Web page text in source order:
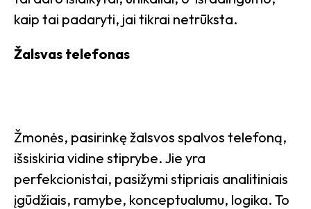
kaip tai padaryti, jai tikrai netrūksta.
Žalsvas telefonas
Žmonės, pasirinkę žalsvos spalvos telefoną,
išsiskiria vidine stiprybe. Jie yra
perfekcionistai, pasižymi stipriais analitiniais
įgūdžiais, ramybe, konceptualumu, logika. To